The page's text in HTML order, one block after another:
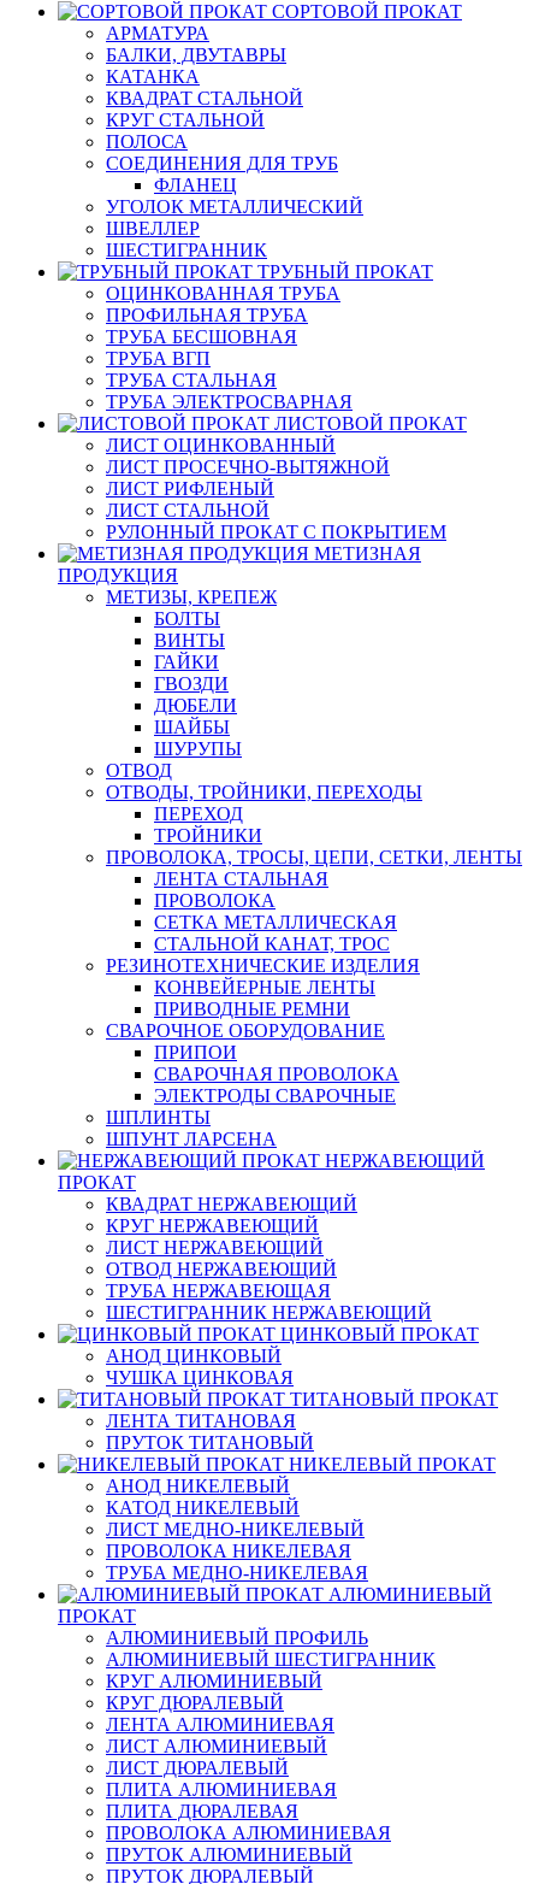
СОРТОВОЙ ПРОКАТ
АРМАТУРА
БАЛКИ, ДВУТАВРЫ
КАТАНКА
КВАДРАТ СТАЛЬНОЙ
КРУГ СТАЛЬНОЙ
ПОЛОСА
СОЕДИНЕНИЯ ДЛЯ ТРУБ
ФЛАНЕЦ
УГОЛОК МЕТАЛЛИЧЕСКИЙ
ШВЕЛЛЕР
ШЕСТИГРАННИК
ТРУБНЫЙ ПРОКАТ
ОЦИНКОВАННАЯ ТРУБА
ПРОФИЛЬНАЯ ТРУБА
ТРУБА БЕСШОВНАЯ
ТРУБА ВГП
ТРУБА СТАЛЬНАЯ
ТРУБА ЭЛЕКТРОСВАРНАЯ
ЛИСТОВОЙ ПРОКАТ
ЛИСТ ОЦИНКОВАННЫЙ
ЛИСТ ПРОСЕЧНО-ВЫТЯЖНОЙ
ЛИСТ РИФЛЕНЫЙ
ЛИСТ СТАЛЬНОЙ
РУЛОННЫЙ ПРОКАТ С ПОКРЫТИЕМ
МЕТИЗНАЯ
ПРОДУКЦИЯ
МЕТИЗЫ, КРЕПЕЖ
БОЛТЫ
ВИНТЫ
ГАЙКИ
ГВОЗДИ
ДЮБЕЛИ
ШАЙБЫ
ШУРУПЫ
ОТВОД
ОТВОДЫ, ТРОЙНИКИ, ПЕРЕХОДЫ
ПЕРЕХОД
ТРОЙНИКИ
ПРОВОЛОКА, ТРОСЫ, ЦЕПИ, СЕТКИ, ЛЕНТЫ
ЛЕНТА СТАЛЬНАЯ
ПРОВОЛОКА
СЕТКА МЕТАЛЛИЧЕСКАЯ
СТАЛЬНОЙ КАНАТ, ТРОС
РЕЗИНОТЕХНИЧЕСКИЕ ИЗДЕЛИЯ
КОНВЕЙЕРНЫЕ ЛЕНТЫ
ПРИВОДНЫЕ РЕМНИ
СВАРОЧНОЕ ОБОРУДОВАНИЕ
ПРИПОИ
СВАРОЧНАЯ ПРОВОЛОКА
ЭЛЕКТРОДЫ СВАРОЧНЫЕ
ШПЛИНТЫ
ШПУНТ ЛАРСЕНА
НЕРЖАВЕЮЩИЙ
ПРОКАТ
КВАДРАТ НЕРЖАВЕЮЩИЙ
КРУГ НЕРЖАВЕЮЩИЙ
ЛИСТ НЕРЖАВЕЮЩИЙ
ОТВОД НЕРЖАВЕЮЩИЙ
ТРУБА НЕРЖАВЕЮЩАЯ
ШЕСТИГРАННИК НЕРЖАВЕЮЩИЙ
ЦИНКОВЫЙ ПРОКАТ
АНОД ЦИНКОВЫЙ
ЧУШКА ЦИНКОВАЯ
ТИТАНОВЫЙ ПРОКАТ
ЛЕНТА ТИТАНОВАЯ
ПРУТОК ТИТАНОВЫЙ
НИКЕЛЕВЫЙ ПРОКАТ
АНОД НИКЕЛЕВЫЙ
КАТОД НИКЕЛЕВЫЙ
ЛИСТ МЕДНО-НИКЕЛЕВЫЙ
ПРОВОЛОКА НИКЕЛЕВАЯ
ТРУБА МЕДНО-НИКЕЛЕВАЯ
АЛЮМИНИЕВЫЙ
ПРОКАТ
АЛЮМИНИЕВЫЙ ПРОФИЛЬ
АЛЮМИНИЕВЫЙ ШЕСТИГРАННИК
КРУГ АЛЮМИНИЕВЫЙ
КРУГ ДЮРАЛЕВЫЙ
ЛЕНТА АЛЮМИНИЕВАЯ
ЛИСТ АЛЮМИНИЕВЫЙ
ЛИСТ ДЮРАЛЕВЫЙ
ПЛИТА АЛЮМИНИЕВАЯ
ПЛИТА ДЮРАЛЕВАЯ
ПРОВОЛОКА АЛЮМИНИЕВАЯ
ПРУТОК АЛЮМИНИЕВЫЙ
ПРУТОК ДЮРАЛЕВЫЙ